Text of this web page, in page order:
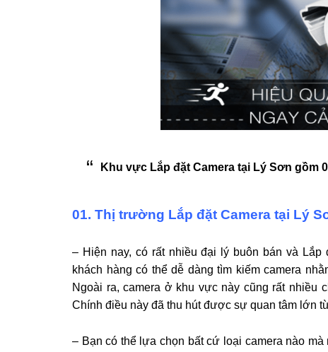
Khu vực Lắp đặt Camera tại Lý Sơn gồm
01. Thị trường Lắp đặt Camera tại Lý
– Hiện nay, có rất nhiều đại lý buôn bán và
khách hàng có thể dễ dàng tìm kiếm camera
Ngoài ra, camera ở khu vực này cũng rất nhiều
Chính điều này đã thu hút được sự quan tâm lớn
– Bạn có thể lựa chọn bất cứ loại camera nào